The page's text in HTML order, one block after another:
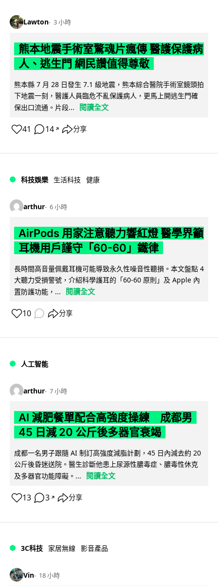
Lawton 3 小時
熊本地震手術室驚魂片瘋傳 醫護保護病
人、逃生門 網民讚值得尊敬
熊本縣 7 月 28 日發生 7.1 級地震，熊本綜合醫院手術室鏡頭拍
下地震一刻，醫護人員臨危不亂保護病人，更馬上開逃生門確
保出口流通。片段...
閱讀全文
41 14 ↗ 分享
科技娛樂 生活科技 健康
arthur 6 小時
AirPods 用家注意聽力響紅燈 醫學界籲
耳機用戶謹守「60-60」鐵律
長時間高音量佩戴耳機可能導致永久性噪音性聽損。本文盤點 4
大聽力受損警號，介紹科學護耳的「60-60 原則」及 Apple 內
置防護功能，...
閱讀全文
10 分享
人工智能
arthur 7 小時
AI 減肥餐單配合高強度操練 成都男
45 日減 20 公斤後多器官衰竭
成都一名男子跟隨 AI 制訂高強度減脂計劃，45 日內減去約 20
公斤後昏迷送院。醫生診斷他患上尿源性膿毒症、膿毒性休克
及多器官功能障礙。...
閱讀全文
13 3 ↗ 分享
3C科技 家居無線 影音產品
Vin 18 小時